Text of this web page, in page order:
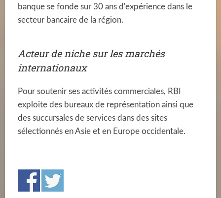
banque se fonde sur 30 ans d'expérience dans le
secteur bancaire de la région.
Acteur de niche sur les marchés
internationaux
Pour soutenir ses activités commerciales, RBI
exploite des bureaux de représentation ainsi que
des succursales de services dans des sites
sélectionnés en Asie et en Europe occidentale.